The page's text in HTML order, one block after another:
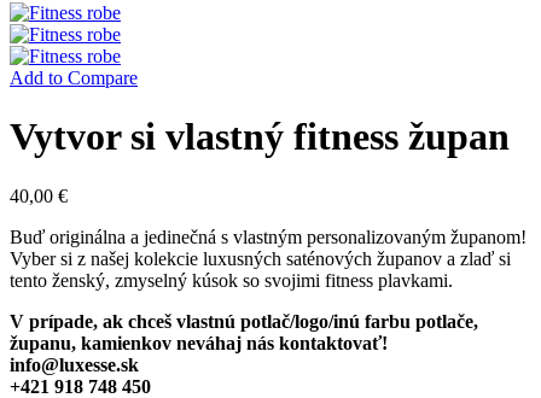
Add to Compare
Vytvor si vlastný fitness župan
40,00 €
Buď originálna a jedinečná s vlastným personalizovaným županom!
Vyber si z našej kolekcie luxusných saténových županov a zlaď si
tento ženský, zmyselný kúsok so svojimi fitness plavkami.
V prípade, ak chceš vlastnú potlač/logo/inú farbu potlače,
županu, kamienkov neváhaj nás kontaktovať!
info@luxesse.sk
+421 918 748 450